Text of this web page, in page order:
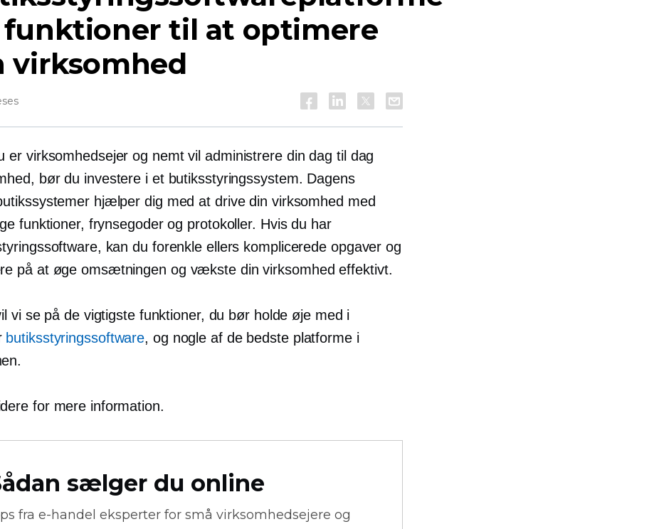
funktioner til at optimere
virksomhed
er virksomhedsejer og nemt vil administrere dindag til dag
bør du investere i et butiksstyringssystem. Dagens
hjælper dig med at drive din virksomhed med
funktioner, frynsegoder og protokoller. Hvis du har
kan du forenkle ellers komplicerede opgaver og
på at øge omsætningen og vækste din virksomhed effektivt.
vi se på de vigtigste funktioner, du bør holde øje med i
butiksstyringssoftware, og nogle af de bedste platforme i
for mere information.
sælger du online
fra e-handel eksperter for små virksomhedsejere og